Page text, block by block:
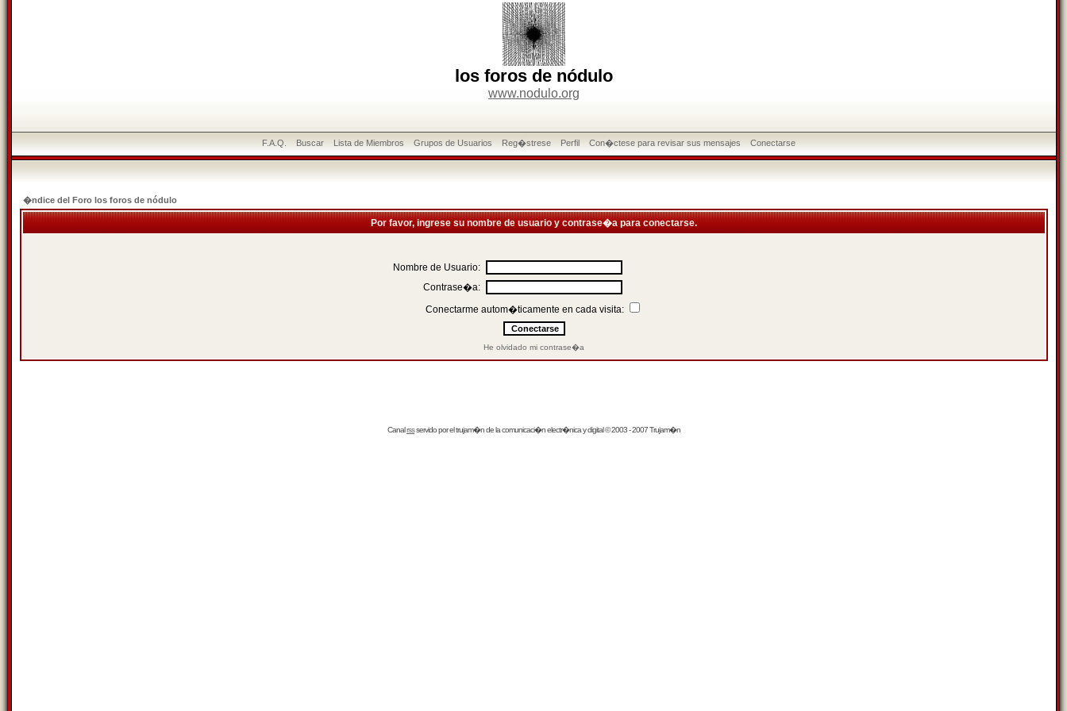
los foros de nódulo
www.nodulo.org
F.A.Q. Buscar Lista de Miembros Grupos de Usuarios Reg�strese Perfil Con�ctese para revisar sus mensajes Conectarse
�ndice del Foro los foros de nódulo
Por favor, ingrese su nombre de usuario y contrase�a para conectarse.
Nombre de Usuario:
Contrase�a:
Conectarme autom�ticamente en cada visita:
He olvidado mi contrase�a
Canalrssservido por eltrujam�nde la comunicaci�n electr�nica y digital © 2003 - 2007 Trujam�n